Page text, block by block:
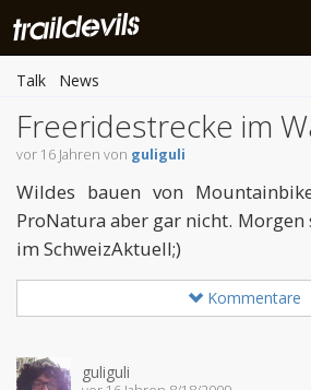
Talk News
Freeridestrecke im
vor 16 Jahren von guliguli
Wildes bauen von
ProNatura aber gar nicht. Morgen
im SchweizAktuell;)
Kommentare
guliguli